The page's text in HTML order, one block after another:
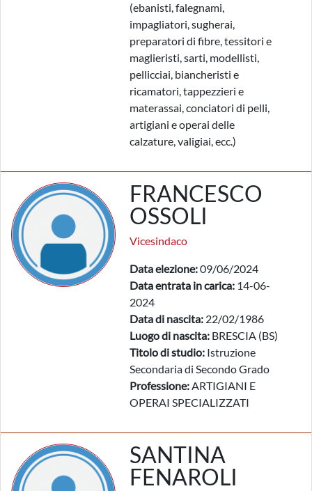
(ebanisti, falegnami,
impagliatori, sugherai,
preparatori di fibre, tessitori e
maglieristi, sarti, modellisti,
pellicciai, biancheristi e
ricamatori, tappezzieri e
materassai, conciatori di pelli,
artigiani e operai delle
calzature, valigiai, ecc.)
FRANCESCO
OSSOLI
Vicesindaco
Data elezione:09/06/2024
Data entrata in carica: 14-06-
2024
Data di nascita: 22/02/1986
Luogo di nascita: BRESCIA (BS)
Titolo di studio: Istruzione
Secondaria di Secondo Grado
Professione:ARTIGIANI E
OPERAI SPECIALIZZATI
SANTINA
FENAROLI